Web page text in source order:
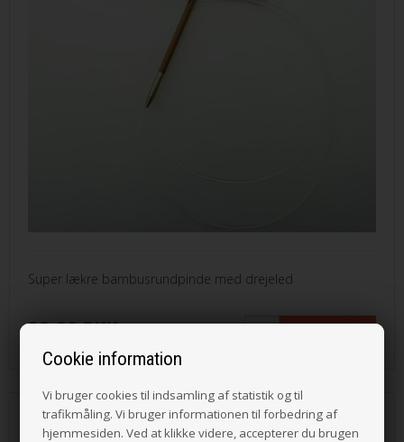
Cookie information
Vi bruger cookies til indsamling af statistik og til
trafikmåling. Vi bruger informationen til forbedring af
hjemmesiden. Ved at klikke videre, accepterer du brugen
Super lækre bambusrundpinde med drejeled
83,00 DKK
SeeKnit Koshitsu rundpinde-5,00 mm-